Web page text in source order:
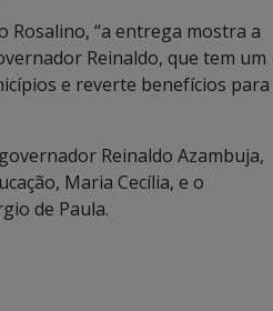
Rosalino, “a entrega mostra a
Reinaldo, que tem um
e reverte benefícios para
Reinaldo Azambuja,
Maria Cecília, e o
de Paula.